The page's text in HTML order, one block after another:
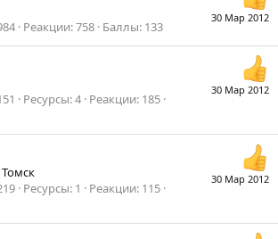
30 Мар 2012
Реакции 758 Баллы 133
30 Мар 2012
Ресурсы 4 Реакции 185
30 Мар 2012
Томск
Ресурсы 1 Реакции 115